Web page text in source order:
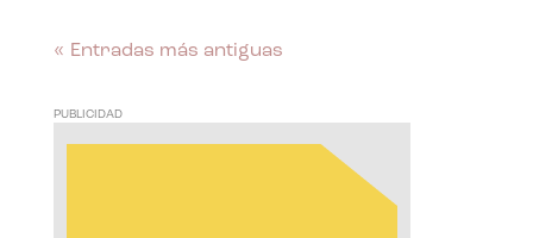
« Entradas más antiguas
PUBLICIDAD